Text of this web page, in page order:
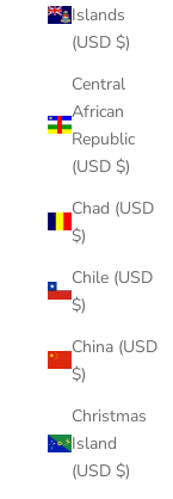
Islands
(USD $)
Central
African
Republic
(USD $)
Chad (USD
$)
Chile (USD
$)
China (USD
$)
Christmas
Island
(USD $)